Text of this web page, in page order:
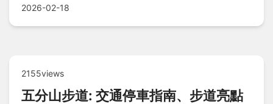
2026-02-18
2155views
五分山步道: 交通停車指南、步道亮點